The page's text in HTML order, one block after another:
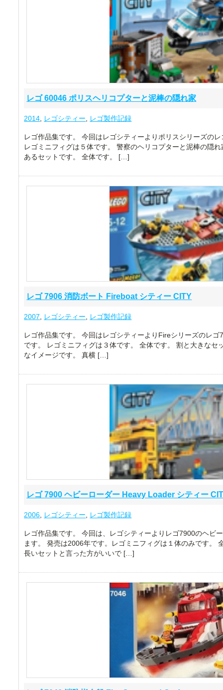
レゴ 60046 ポリスヘリコプターと泥棒の隠れ家
2014 レゴシティー レゴ製作記録
レゴ作品集です。 今回はレゴシティーよりポリスシリーズの
レゴミニフィグは５体です。 警察のヘリコプターと泥棒の隠
あるセットです。 全体です。 […]
レゴ 7906 消防ボート Fireboat シティー CITY
2007 レゴシティー レゴ製作記録
レゴ作品集です。 今回はレゴシティーよりFireシリーズのレ
です。 レゴミニフィグは３体です。 全体です。 割と大きなセ
なイメージです。 真横 […]
レゴ 7900 ヘビーローダー Heavy Loader シティー
2006 レゴシティー レゴ製作記録
レゴ作品集です。 今回は、レゴシティーよりレゴ7900のヘビ
ます。 発売は2006年です。レゴミニフィグは１体のみです。
長いセットと言った方がいいで […]